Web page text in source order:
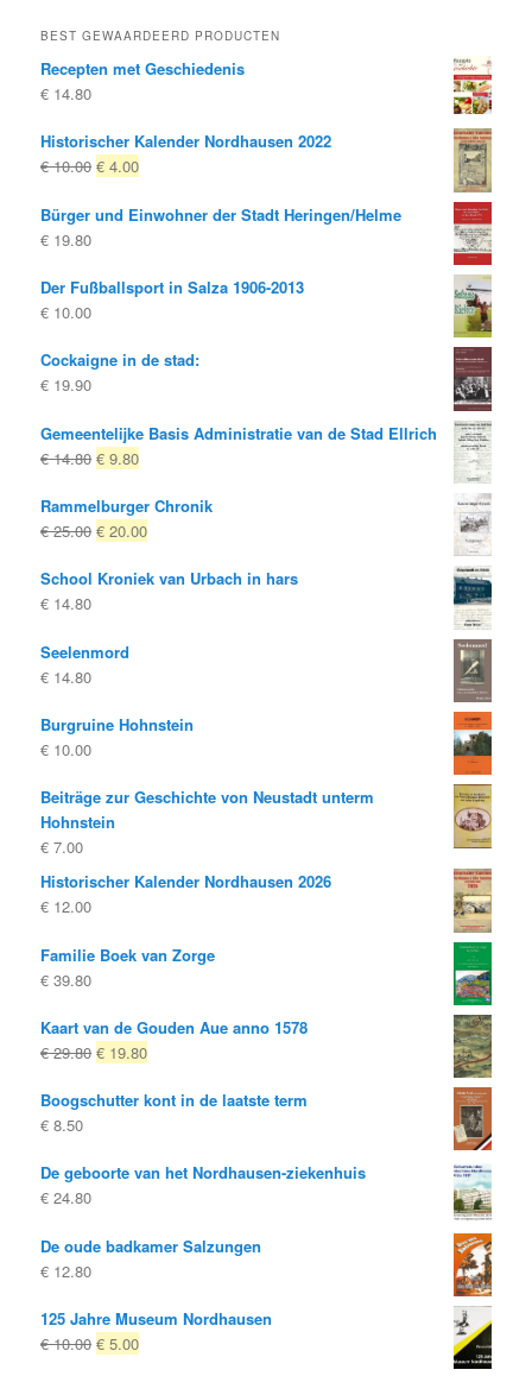
BEST GEWAARDEERD PRODUCTEN
Recepten met Geschiedenis
€ 14.80
Historischer Kalender Nordhausen 2022
€10.00 Oorspronkelijke
was:
€ 4.00Huidige
is:
Bürger und Einwohner der Stadt Heringen/Helme
€ 19.80
Der Fußballsport in Salza 1906-2013
€ 10.00
Cockaigne in de stad:
€ 19.90
Gemeentelijke Basis Administratie van de Stad Ellrich
€14.80 Oorspronkelijke
was:
€ 14.80
€ 9.80Huidige
is:
€ 9.80.
Rammelburger Chronik
€25.00 Oorspronkelijke
was:
€ 20.00Huidige
is:
School Kroniek van Urbach in hars
€ 14.80
Seelenmord
€ 14.80
Burgruine Hohnstein
€ 10.00
Beiträge zur Geschichte von Neustadt unterm
Hohnstein
€ 7.00
Historischer Kalender Nordhausen 2026
€ 12.00
Familie Boek van Zorge
€ 39.80
Kaart van de Gouden Aue anno 1578
€29.80 Oorspronkelijke
was:
€ 19.80Huidige
is:
Boogschutter kont in de laatste term
€ 8.50
De geboorte van het Nordhausen-ziekenhuis
€ 24.80
De oude badkamer Salzungen
€ 12.80
125 Jahre Museum Nordhausen
€10.00 Oorspronkelijke
€ 5.00Huidige